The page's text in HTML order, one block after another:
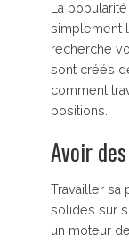
La
simplement
recherche
sont créés
comment
positions.
Avoir
Travailler sa
solides sur
un moteur